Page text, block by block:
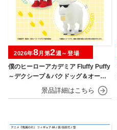
僕のヒーローアカデミア Fluffy Puffy
～デクシープ＆バクドッグ＆オール
マイゴート～
2026年8月第2週～登場